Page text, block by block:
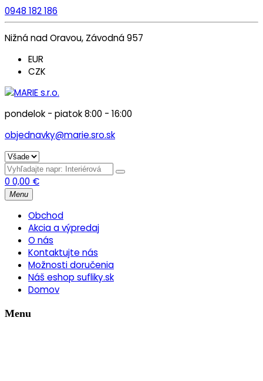
0948 182 186
Nižná nad Oravou, Závodná 957
EUR
CZK
pondelok - piatok 8:00 - 16:00
objednavky@marie.sro.sk
0 0,00 €
Menu
Obchod
Akcia a výpredaj
O nás
Kontaktujte nás
Možnosti doručenia
Náš eshop sufliky.sk
Domov
Menu